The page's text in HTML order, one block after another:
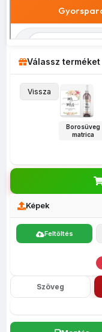
Válassz terméket
Vissza
Borosüveg
matrica
Képek
Feltöltés
Szöveg